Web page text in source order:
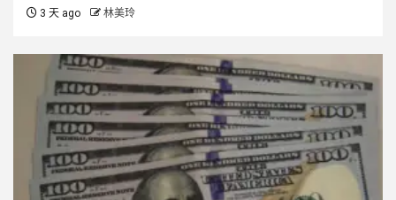
3 天 ago 林美玲